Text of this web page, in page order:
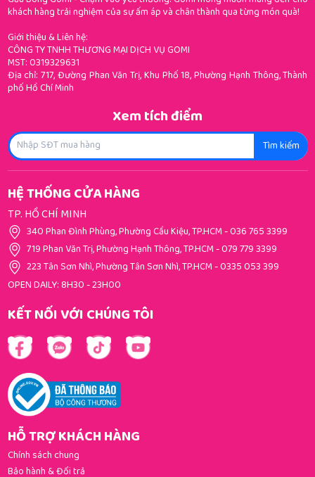
khách hàng trải nghiệm của sự ấm áp và chân thành qua từng món quà!
Giới thiệu & Liên hệ:
CÔNG TY TNHH THƯƠNG MẠI DỊCH VỤ GOMI
MST: 0319329631
Địa chỉ: 717, Đường Phan Văn Trị, Khu Phố 18, Phường Hạnh Thông, Thành
phố Hồ Chí Minh
Xem tích điểm
Tìm kiếm
HỆ THỐNG CỬA HÀNG
TP. HỒ CHÍ MINH
340 Phan Đình Phùng, Phường Cầu Kiệu, TP.HCM-036 765 3399
719 Phan Văn Trị, Phường Hạnh Thông, TP.HCM-079 779 3399
223 Tân Sơn Nhì, Phường Tân Sơn Nhì, TP.HCM-0335 053 399
OPEN DAILY: 8H30 - 23H00
KẾT NỐI VỚI CHÚNG TÔI
HỖ TRỢ KHÁCH HÀNG
Chính sách chung
Bảo hành & Đổi trả